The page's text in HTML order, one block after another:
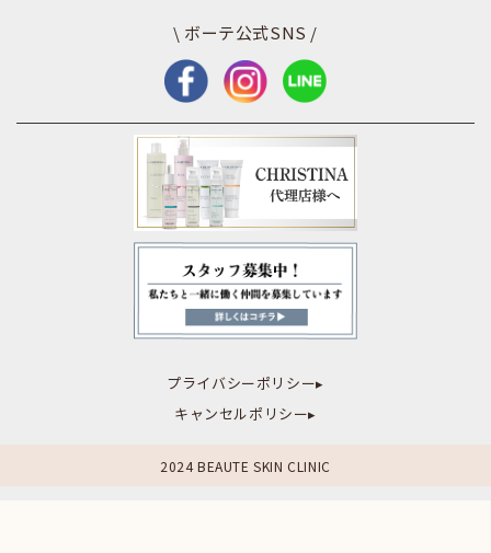
\ ボーテ公式SNS /
プライバシーポリシー▸
キャンセルポリシー▸
2024 BEAUTE SKIN CLINIC